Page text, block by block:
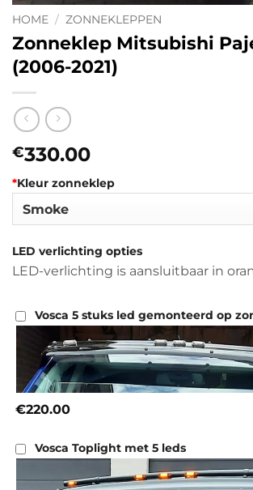
HOME / ZONNEKLEPPEN
Zonneklep Mitsubishi
(2006-2021)
€330.00
*Kleur zonneklep
LED verlichting opties
LED-verlichting is aansluitbaar in
Vosca 5 stuks led gemonteerd op
€220.00
Vosca Toplight met 5 leds